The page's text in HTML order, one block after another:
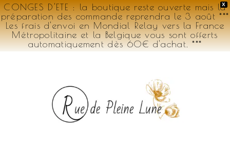
X
CONGES D'ETE : la boutique reste ouverte mais la
préparation des commande reprendra le 3 août ***
Les frais d'envoi en Mondial Relay vers la France
Métropolitaine et la Belgique vous sont offerts
automatiquement dès 60€ d'achat. ***